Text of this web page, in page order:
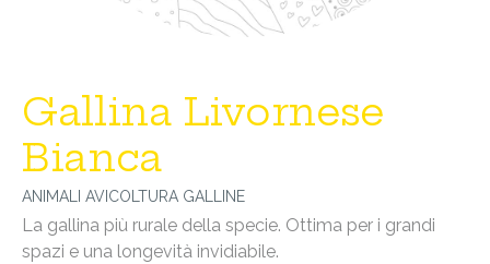
Gallina Livornese
Bianca
ANIMALI AVICOLTURA GALLINE
La gallina più rurale della specie. Ottima per i grandi
spazi e una longevità invidiabile.